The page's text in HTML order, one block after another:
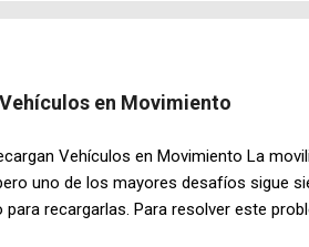
en Movimiento
Vehículos en Movimiento La
uno de los mayores desafíos sigue
recargarlas. Para resolver este